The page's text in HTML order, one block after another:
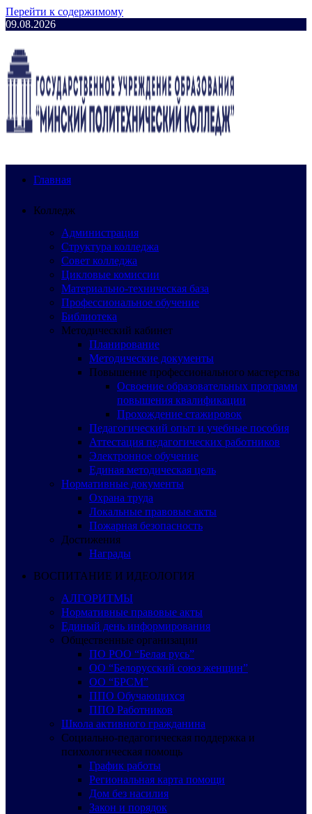
Перейти к содержимому
09.08.2026
Главная
Колледж
Администрация
Структура колледжа
Совет колледжа
Цикловые комиссии
Материально-техническая база
Профессиональное обучение
Библиотека
Методический кабинет
Планирование
Методические документы
Повышение профессионального мастерства
Освоение образовательных программ
повышения квалификации
Прохождение стажировок
Педагогический опыт и учебные пособия
Аттестация педагогических работников
Электронное обучение
Единая методическая цель
Нормативные документы
Охрана труда
Локальные правовые акты
Пожарная безопасность
Достижения
Награды
ВОСПИТАНИЕ И ИДЕОЛОГИЯ
АЛГОРИТМЫ
Нормативные правовые акты
Единый день информирования
Общественные организации
ПО РОО “Белая русь”
ОО “Белорусский союз женщин”
ОО “БРСМ”
ППО Обучающихся
ППО Работников
Школа активного гражданина
Социально-педагогическая поддержка и
психологическая помощь
График работы
Региональная карта помощи
Дом без насилия
Закон и порядок